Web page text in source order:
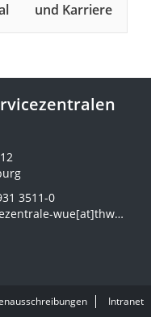
und Karriere
3511-0
wue[at]thws.de
Intranet